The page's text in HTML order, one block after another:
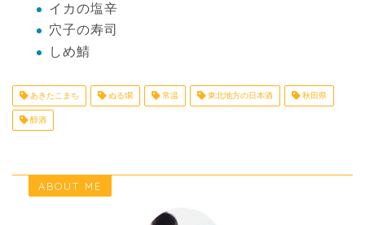
イカの塩辛
穴子の寿司
しめ鯖
あきたこまち ぬる燗 常温 東北地方の日本酒 秋田県
醇酒
ABOUT ME